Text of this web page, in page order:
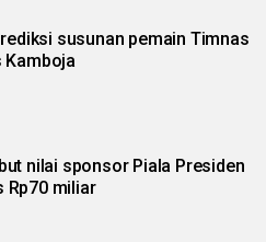
susunan pemain Timnas
Kamboja
nilai sponsor Piala Presiden
Rp70 miliar